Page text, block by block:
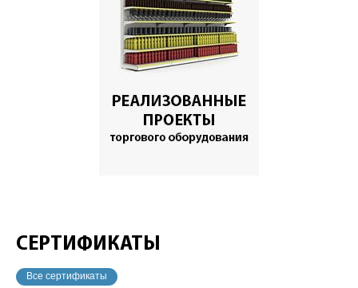
СЕРТИФИКАТЫ
Все сертификаты